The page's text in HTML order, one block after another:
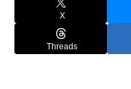
X
Threads